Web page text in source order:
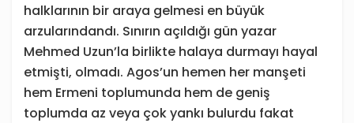
halklarının bir araya gelmesi en büyük
arzularındandı. Sınırın açıldığı gün yazar
Mehmed Uzun’la birlikte halaya durmayı hayal
etmişti, olmadı. Agos’un hemen her manşeti
hem Ermeni toplumunda hem de geniş
toplumda az veya çok yankı bulurdu fakat